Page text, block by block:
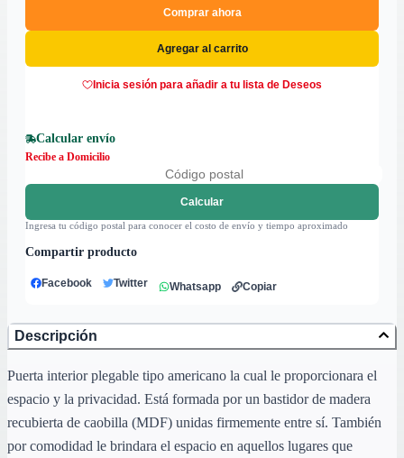
Comprar ahora
Agregar al carrito
Inicia sesión para añadir a tu lista de Deseos
Calcular envío
Recibe a Domicilio
Calcular
Ingresa tu código postal para conocer el costo de envío y tiempo aproximado
Compartir producto
Facebook Twitter Whatsapp Copiar
Descripción
Puerta interior plegable tipo americano la cual le proporcionara el
espacio y la privacidad. Está formada por un bastidor de madera
recubierta de caobilla (MDF) unidas firmemente entre sí. También
por comodidad le brindara el espacio en aquellos lugares que